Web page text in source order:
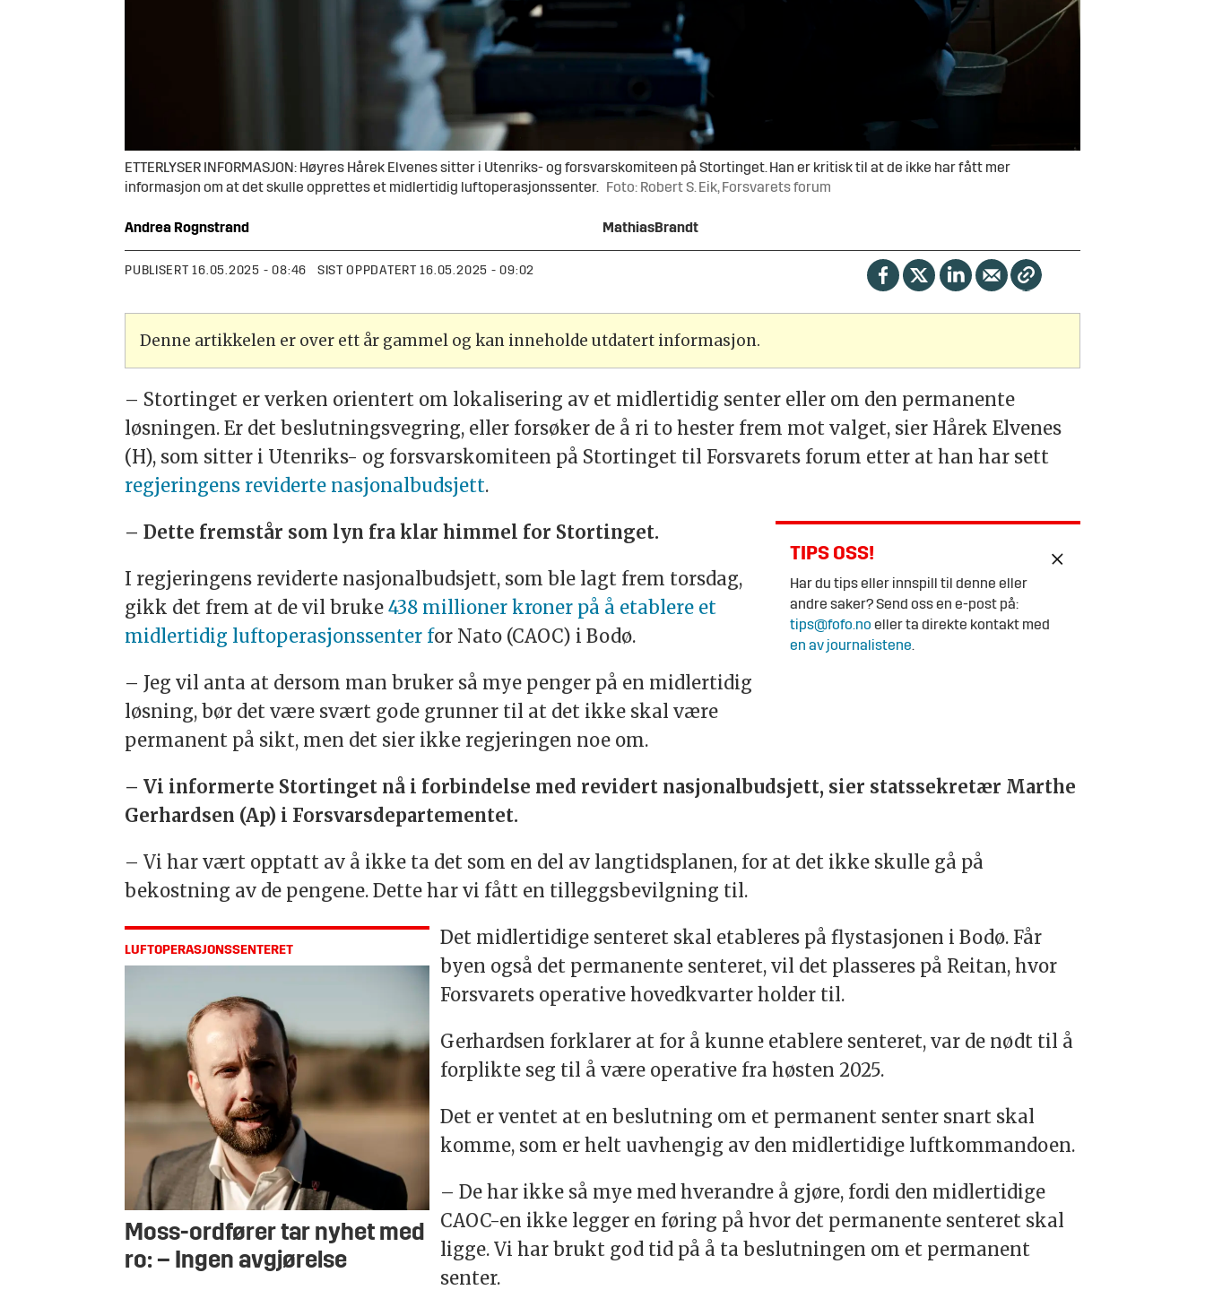
ETTERLYSER INFORMASJON: Høyres Hårek Elvenes sitter i Utenriks- og forsvarskomiteen på Stortinget. Han er kritisk til at de ikke har fått mer
informasjon om at det skulle opprettes et midlertidig luftoperasjonssenter.
Foto: Robert S. Eik, Forsvarets forum
Andrea Rognstrand MathiasBrandt
PUBLISERT 16.05.2025 - 08:46 SIST OPPDATERT 16.05.2025 - 09:02
Denne artikkelen er over ett år gammel og kan inneholde utdatert informasjon.
– Stortinget er verken orientert om lokalisering av et midlertidig senter eller om den permanente
løsningen. Er det beslutningsvegring, eller forsøker de å ri to hester frem mot valget, sier Hårek Elvenes
(H), som sitter i Utenriks- og forsvarskomiteen på Stortinget til Forsvarets forum etter at han har sett
regjeringens reviderte nasjonalbudsjett.
TIPS OSS!
Har du tips eller innspill til denne eller
andre saker? Send oss en e-post på:
tips@fofo.no eller ta direkte kontakt med
en av journalistene.
– Dette fremstår som lyn fra klar himmel for Stortinget.
I regjeringens reviderte nasjonalbudsjett, som ble lagt frem torsdag,
gikk det frem at de vil bruke438 millioner kroner på å etablere et
midlertidig luftoperasjonssenter for Nato (CAOC) i Bodø.
– Jeg vil anta at dersom man bruker så mye penger på en midlertidig
løsning, bør det være svært gode grunner til at det ikke skal være
permanent på sikt, men det sier ikke regjeringen noe om.
– Vi informerte Stortinget nå i forbindelse med revidert nasjonalbudsjett, sier statssekretær Marthe
Gerhardsen (Ap) i Forsvarsdepartementet.
– Vi har vært opptatt av å ikke ta det som en del av langtidsplanen, for at det ikke skulle gå på
bekostning av de pengene. Dette har vi fått en tilleggsbevilgning til.
LUFTOPERASJONSSENTERET
Moss-ordfører tar nyhet med
ro: – Ingen avgjørelse
Det midlertidige senteret skal etableres på flystasjonen i Bodø. Får
byen også det permanente senteret, vil det plasseres på Reitan, hvor
Forsvarets operative hovedkvarter holder til.
Gerhardsen forklarer at for å kunne etablere senteret, var de nødt til å
forplikte seg til å være operative fra høsten 2025.
Det er ventet at en beslutning om et permanent senter snart skal
komme, som er helt uavhengig av den midlertidige luftkommandoen.
– De har ikke så mye med hverandre å gjøre, fordi den midlertidige
CAOC-en ikke legger en føring på hvor det permanente senteret skal
ligge. Vi har brukt god tid på å ta beslutningen om et permanent
senter.